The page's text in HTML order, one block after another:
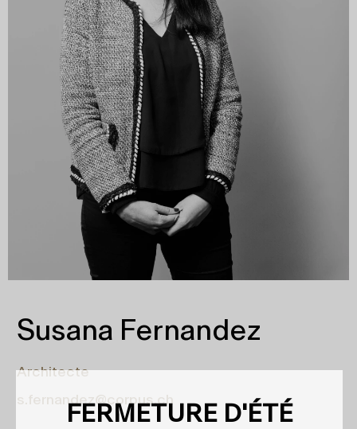
Susana Fernandez
Architecte
s.fernandez@corpus.ch
FERMETURE D'ÉTÉ